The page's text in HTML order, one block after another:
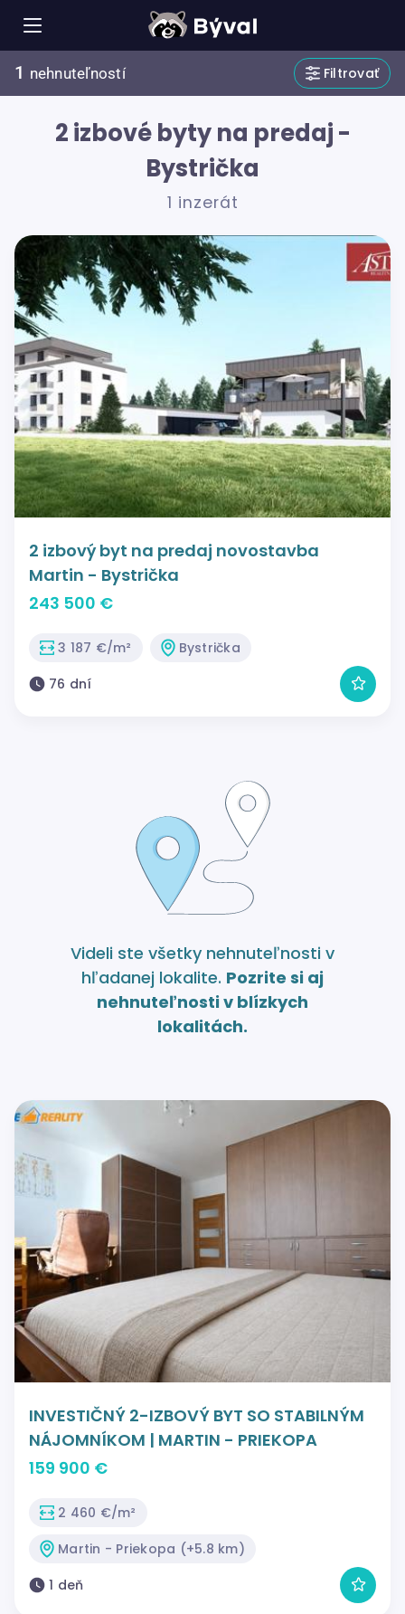
1 nehnuteľností Filtrovať
2 izbové byty na predaj -
Bystrička
1 inzerát
2 izbový byt na predaj novostavba
Martin - Bystrička
243 500 €
3 187 €/m²
Bystrička
76 dní
Videli ste všetky nehnuteľnosti v
hľadanej lokalite. Pozrite si aj
nehnuteľnosti v blízkych
lokalitách.
INVESTIČNÝ 2-IZBOVÝ BYT SO STABILNÝM
NÁJOMNÍKOM | MARTIN - PRIEKOPA
159 900 €
2 460 €/m²
Martin - Priekopa (+5.8 km)
1 deň